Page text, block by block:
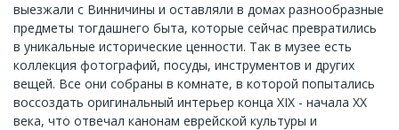
выезжали с Винничины и оставляли в домах разнообразные
предметы тогдашнего быта, которые сейчас превратились
в уникальные исторические ценности. Так в музее есть
коллекция фотографий, посуды, инструментов и других
вещей. Все они собраны в комнате, в которой попытались
воссоздать оригинальный интерьер конца XIX - начала XX
века, что отвечал канонам еврейской культуры и